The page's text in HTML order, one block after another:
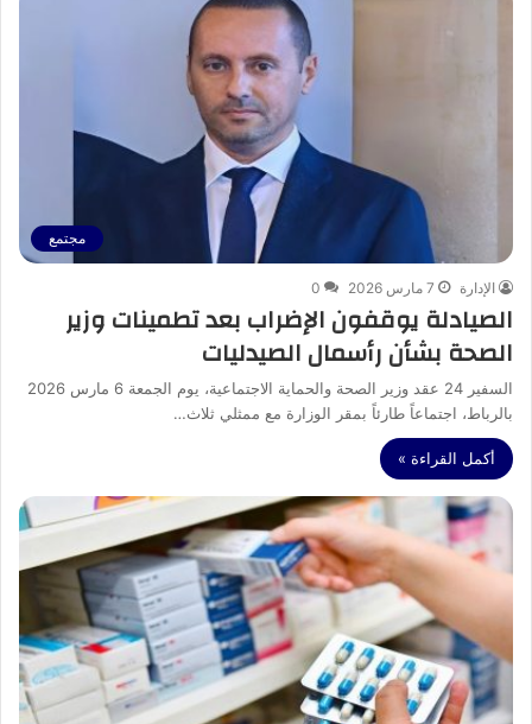
مجتمع
الإدارة 7 مارس 2026 0
الصيادلة يوقفون الإضراب بعد تطمينات وزير
الصحة بشأن رأسمال الصيدليات
السفير 24 عقد وزير الصحة والحماية الاجتماعية، يوم الجمعة 6 مارس 2026
بالرباط، اجتماعاً طارئاً بمقر الوزارة مع ممثلي ثلاث…
أكمل القراءة »